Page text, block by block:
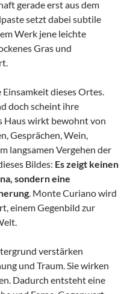
gerade erst aus dem
setzt dabei subtile
Werk jene leichte
Gras und
dieses Ortes.
doch scheint ihre
Haus wirkt bewohnt von
Gesprächen, Wein,
langsamen Vergehen der
Bildes: Es zeigt keinen
sondern eine
. Monte Curiano wird
einem Gegenbild zur
verstärken
und Traum. Sie wirken
Dadurch entsteht eine